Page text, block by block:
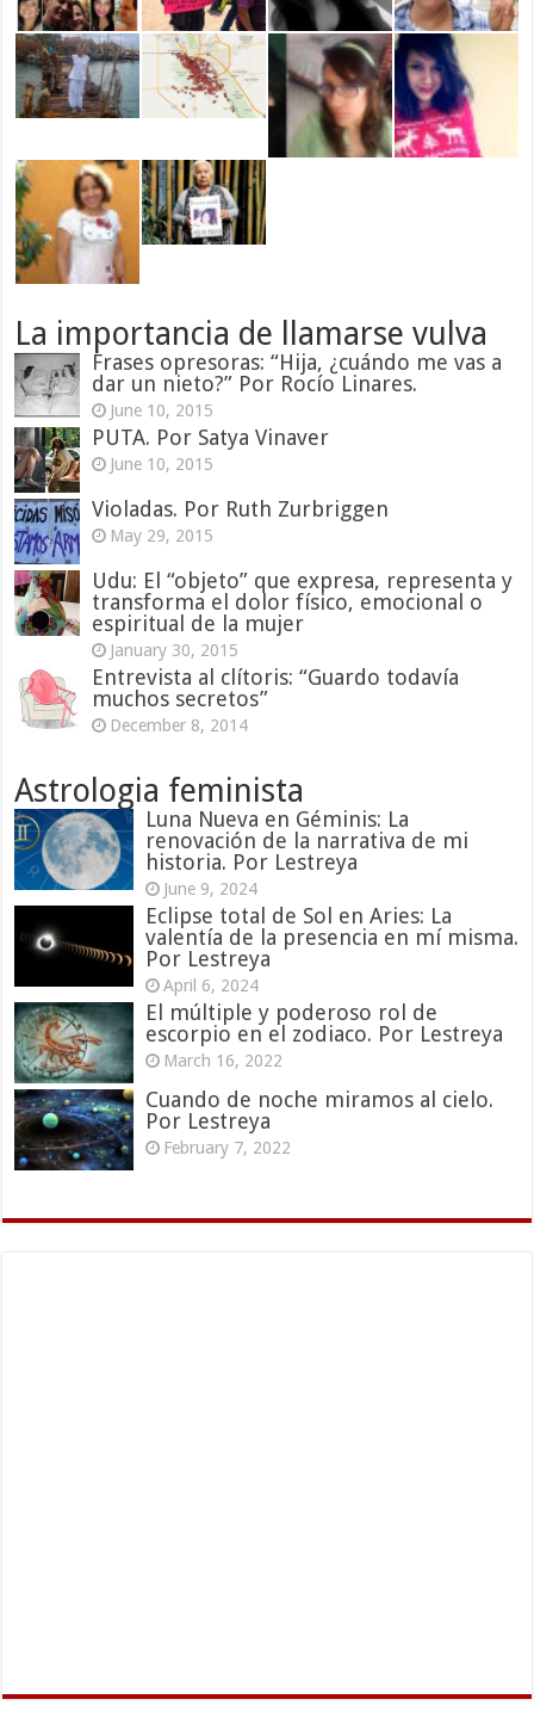
La importancia de llamarse vulva
Frases opresoras: “Hija, ¿cuándo me vas a
dar un nieto?” Por Rocío Linares.
June 10, 2015
PUTA. Por Satya Vinaver
June 10, 2015
Violadas. Por Ruth Zurbriggen
May 29, 2015
Udu: El “objeto” que expresa, representa y
transforma el dolor físico, emocional o
espiritual de la mujer
January 30, 2015
Entrevista al clítoris: “Guardo todavía
muchos secretos”
December 8, 2014
Astrologia feminista
Luna Nueva en Géminis: La
renovación de la narrativa de mi
historia. Por Lestreya
June 9, 2024
Eclipse total de Sol en Aries: La
valentía de la presencia en mí misma.
Por Lestreya
April 6, 2024
El múltiple y poderoso rol de
escorpio en el zodiaco. Por Lestreya
March 16, 2022
Cuando de noche miramos al cielo.
Por Lestreya
February 7, 2022